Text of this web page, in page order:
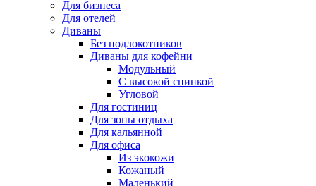
Для бизнеса
Для отелей
Диваны
Без подлокотников
Диваны для кофейни
Модульный
С высокой спинкой
Угловой
Для гостиниц
Для зоны отдыха
Для кальянной
Для офиса
Из экокожи
Кожаный
Маленький